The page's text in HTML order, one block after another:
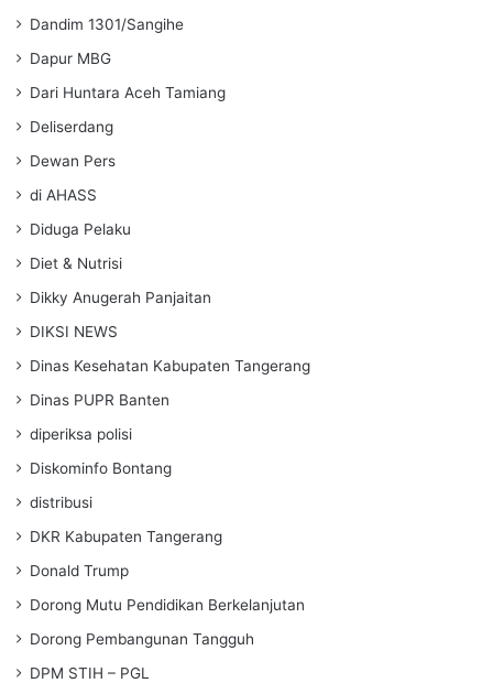
Dandim 1301/Sangihe
Dapur MBG
Dari Huntara Aceh Tamiang
Deliserdang
Dewan Pers
di AHASS
Diduga Pelaku
Diet & Nutrisi
Dikky Anugerah Panjaitan
DIKSI NEWS
Dinas Kesehatan Kabupaten Tangerang
Dinas PUPR Banten
diperiksa polisi
Diskominfo Bontang
distribusi
DKR Kabupaten Tangerang
Donald Trump
Dorong Mutu Pendidikan Berkelanjutan
Dorong Pembangunan Tangguh
DPM STIH – PGL